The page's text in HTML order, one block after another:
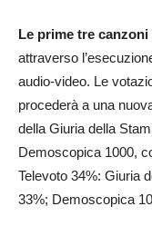
Le prime tre
attraverso
audio-video. Le
procederà a una
della Giuria della
Demoscopica 1000,
Televoto 34%: Giuria
33%; Demoscopica